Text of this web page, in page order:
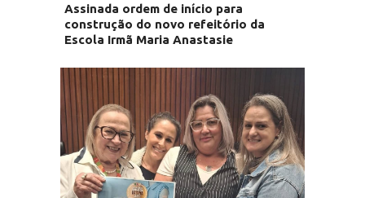
Assinada ordem de início para
construção do novo refeitório da
Escola Irmã Maria Anastasie